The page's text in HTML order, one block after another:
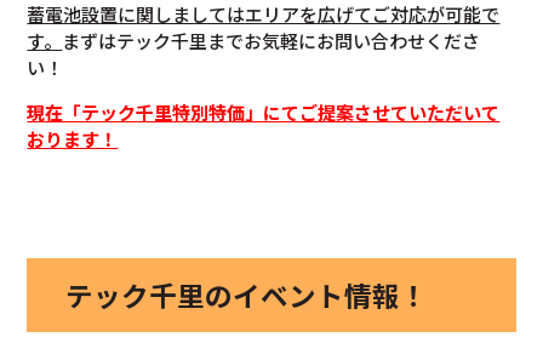
蓄電池設置に関しましてはエリアを広げてご対応が可能で
す。 まずはテック千里までお気軽にお問い合わせくださ
い！
現在「テック千里特別特価」にてご提案させていただいて
おります！
テック千里のイベント情報！